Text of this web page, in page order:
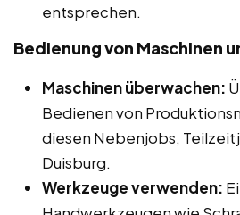
entsprechen.
Bedienung von Maschinen
Maschinen überwachen:
Bedienen von
diesen Nebenjobs,
Duisburg.
Werkzeuge verwenden: